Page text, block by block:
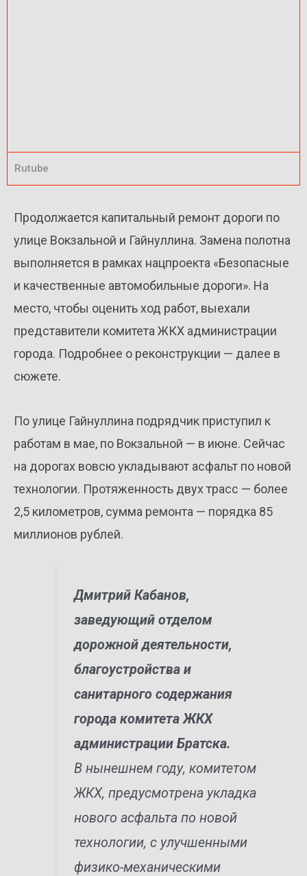
Rutube
Продолжается капитальный ремонт дороги по
улице Вокзальной и Гайнуллина. Замена полотна
выполняется в рамках нацпроекта «Безопасные
и качественные автомобильные дороги». На
место, чтобы оценить ход работ, выехали
представители комитета ЖКХ администрации
города. Подробнее о реконструкции — далее в
сюжете.
По улице Гайнуллина подрядчик приступил к
работам в мае, по Вокзальной — в июне. Сейчас
на дорогах вовсю укладывают асфальт по новой
технологии. Протяженность двух трасс — более
2,5 километров, сумма ремонта — порядка 85
миллионов рублей.
Дмитрий Кабанов,
заведующий отделом
дорожной деятельности,
благоустройства и
санитарного содержания
города комитета ЖКХ
администрации Братска.
В нынешнем году, комитетом
ЖКХ, предусмотрена укладка
нового асфальта по новой
технологии, с улучшенными
физико-механическими